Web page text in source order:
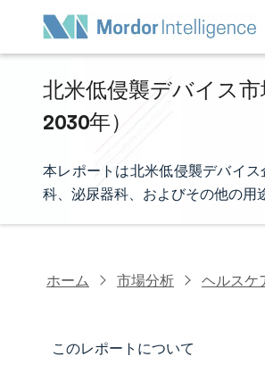
北米低侵襲デバイス
2030年）
本レポートは北米低侵襲デバイ
科、泌尿器科、およびその他の用
ホーム 市場分析 ヘルスケ
このレポートについて